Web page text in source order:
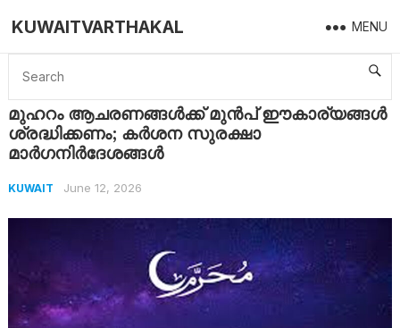
KUWAITVARTHAKAL MENU
Home Kuwait മുഹറം ആചരണങ്ങൾക്ക് മുൻപ് ഈകാര്യങ്ങൾ ശ്രദ്ധിക്കണം; കർശന സുരക്ഷാ മാർഗനിർദേശങ്ങൾ
മുഹറം ആചരണങ്ങൾക്ക് മുൻപ് ഈകാര്യങ്ങൾ
ശ്രദ്ധിക്കണം; കർശന സുരക്ഷാ
മാർഗനിർദേശങ്ങൾ
KUWAIT June 12, 2026